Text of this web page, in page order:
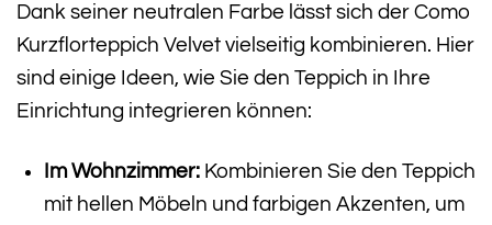
Dank seiner neutralen Farbe lässt sich der Como
Kurzflorteppich Velvet vielseitig kombinieren. Hier
sind einige Ideen, wie Sie den Teppich in Ihre
Einrichtung integrieren können:
Im Wohnzimmer:Kombinieren Sie den Teppich
mit hellen Möbeln und farbigen Akzenten, um